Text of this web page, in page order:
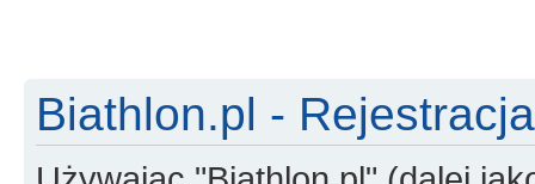
Biathlon.pl - Rejestracja